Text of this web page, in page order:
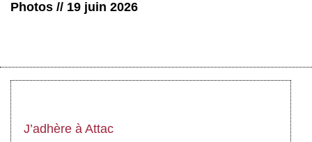
Photos // 19 juin 2026
J’adhère à Attac